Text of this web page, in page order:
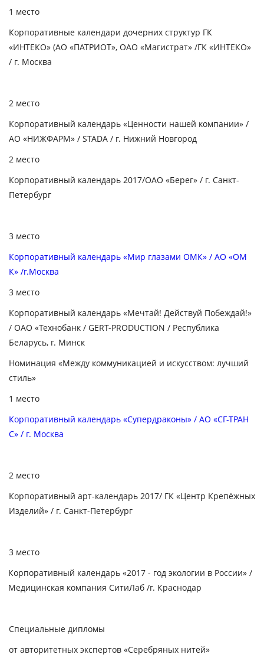
1 место
Корпоративные календари дочерних структур ГК
«ИНТЕКО» (АО «ПАТРИОТ», ОАО «Магистрат» /ГК «ИНТЕКО»
/ г. Москва
2 место
Корпоративный календарь «Ценности нашей компании» /
АО «НИЖФАРМ» / STADA / г. Нижний Новгород
2 место
Корпоративный календарь 2017/ОАО «Берег» / г. Санкт-
Петербург
3 место
Корпоративный календарь «Мир глазами ОМК» / АО «ОМ
К» /г.Москва
3 место
Корпоративный календарь «Мечтай! Действуй Побеждай!»
/ ОАО «Технобанк / GERT-PRODUCTION / Республика
Беларусь, г. Минск
Номинация «Между коммуникацией и искусством: лучший
стиль»
1 место
Корпоративный календарь «Супердраконы» / АО «СГ-ТРАН
С» / г. Москва
2 место
Корпоративный арт-календарь 2017/ ГК «Центр Крепёжных
Изделий» / г. Санкт-Петербург
3 место
Корпоративный календарь «2017 - год экологии в России» /
Медицинская компания СитиЛаб /г. Краснодар
Специальные дипломы
от авторитетных экспертов «Серебряных нитей»